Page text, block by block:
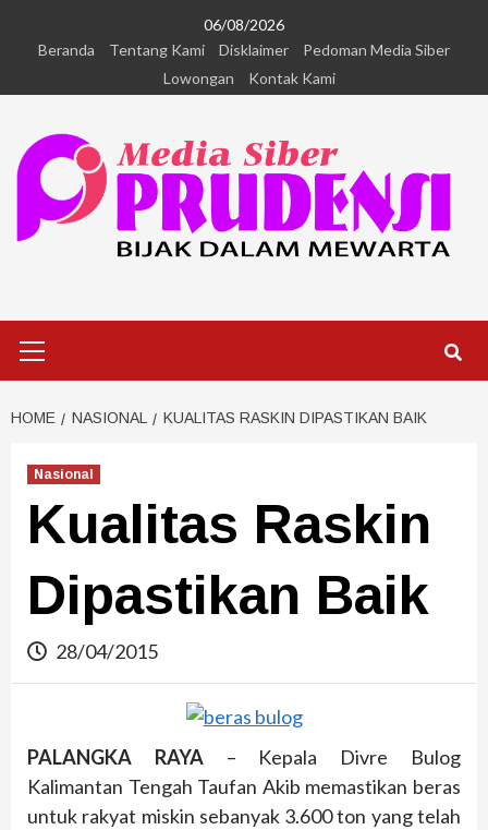
06/08/2026
Beranda
Tentang Kami Disklaimer
Pedoman Media Siber
Lowongan
Kontak Kami
HOME NASIONAL KUALITAS RASKIN DIPASTIKAN BAIK
Nasional
Kualitas Raskin
Dipastikan Baik
28/04/2015
PALANGKA RAYA– Kepala Divre Bulog
Kalimantan Tengah Taufan Akib memastikan beras
untuk rakyat miskin sebanyak 3.600 ton yang telah